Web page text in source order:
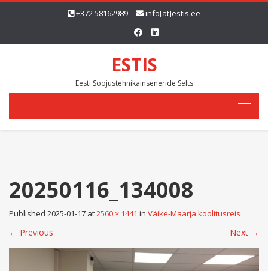
+372 58162989 info[at]estis.ee
ESTIS
Eesti Soojustehnikainseneride Selts
20250116_134008
Published 2025-01-17 at2560 × 1441 in Väike-Maarja koolitusreis
← Previous Next →